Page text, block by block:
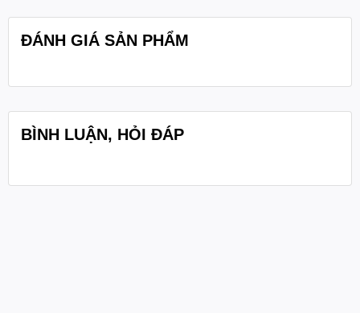
ĐÁNH GIÁ SẢN PHẨM
BÌNH LUẬN, HỎI ĐÁP